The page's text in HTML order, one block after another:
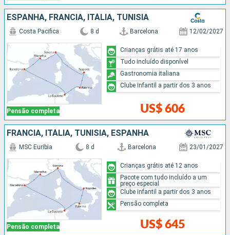
ESPANHA, FRANCIA, ITÁLIA, TUNÍSIA
Pensão completa
Costa Pacifica 8 d Barcelona 12/02/2027
US$ 606
Crianças grátis até 17 anos
Tudo incluído disponível
Gastronomia italiana
Clube infantil a partir dos 3 anos
FRANCIA, ITÁLIA, TUNÍSIA, ESPANHA
Pensão completa
MSC Euribia 8 d Barcelona 23/01/2027
US$ 645
Crianças grátis até 12 anos
Pacote com tudo incluído a um
preço especial
Clube infantil a partir dos 3 anos
Pensão completa